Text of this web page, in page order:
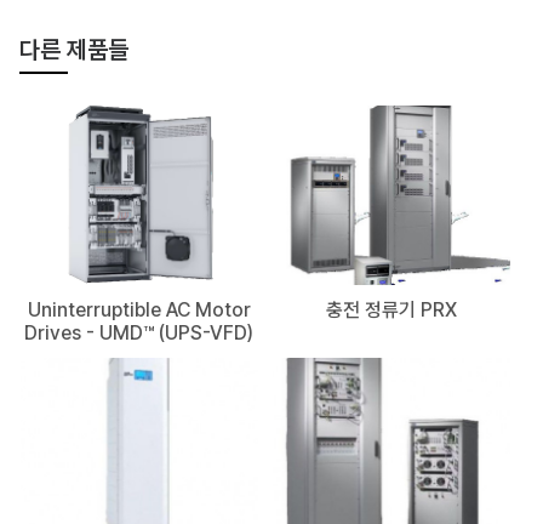
다른 제품들
Uninterruptible AC Motor
Drives - UMD™ (UPS-VFD)
충전 정류기 PRX